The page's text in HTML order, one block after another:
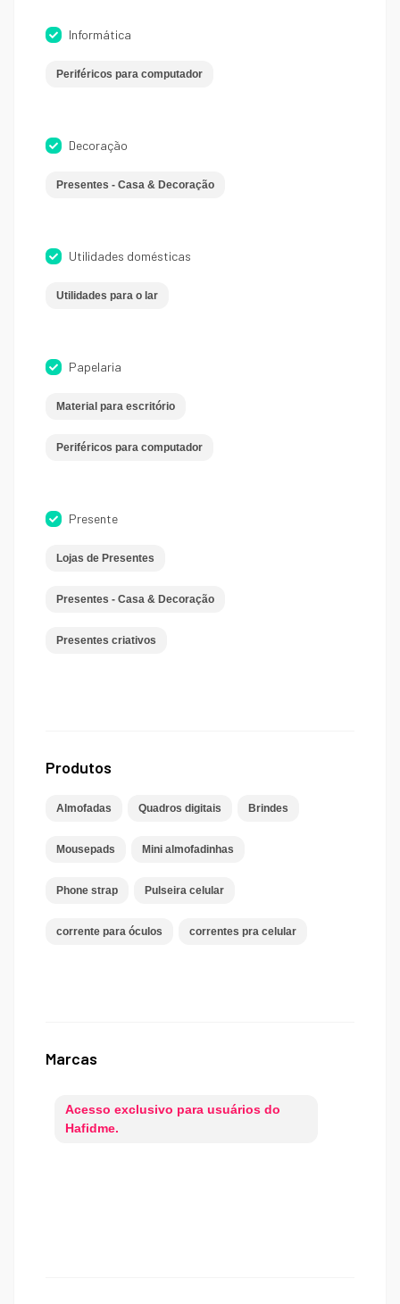
Informática
Periféricos para computador
Decoração
Presentes - Casa & Decoração
Utilidades domésticas
Utilidades para o lar
Papelaria
Material para escritório
Periféricos para computador
Presente
Lojas de Presentes
Presentes - Casa & Decoração
Presentes criativos
Produtos
Almofadas Quadros digitais Brindes
Mousepads Mini almofadinhas
Phone strap Pulseira celular
corrente para óculos correntes pra celular
Marcas
Acesso exclusivo para usuários do
Hafidme.